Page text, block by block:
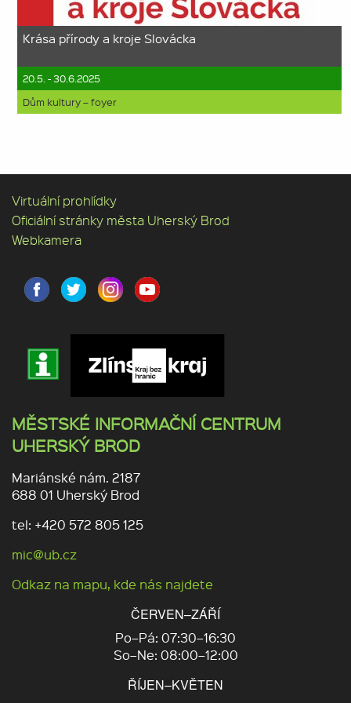
Krása přírody a kroje Slovácka
20.5. - 30.6.2025
Dům kultury – foyer
Virtuální prohlídky
Oficiální stránky města Uherský Brod
Webkamera
MĚSTSKÉ INFORMAČNÍ CENTRUM
UHERSKÝ BROD
Mariánské nám. 2187
688 01 Uherský Brod
tel: +420 572 805 125
mic@ub.cz
Odkaz na mapu, kde nás najdete
ČERVEN–ZÁŘÍ
Po–Pá: 07:30–16:30
So–Ne: 08:00–12:00
ŘÍJEN–KVĚTEN